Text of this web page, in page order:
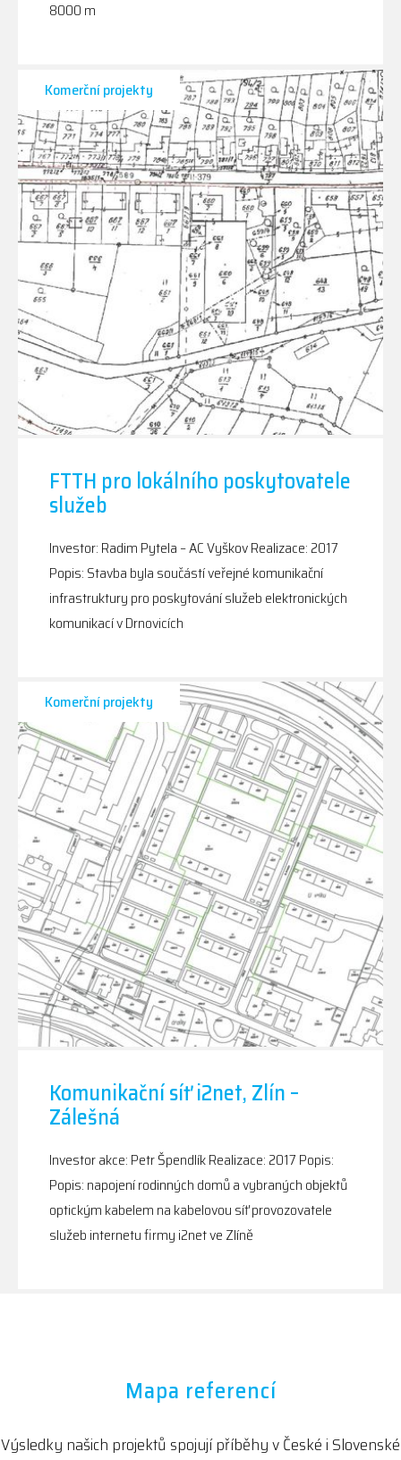
8000 m
Komerční projekty
FTTH pro lokálního poskytovatele
služeb
Investor: Radim Pytela – AC Vyškov Realizace: 2017
Popis: Stavba byla součástí veřejné komunikační
infrastruktury pro poskytování služeb elektronických
komunikací v Drnovicích
Komerční projekty
Komunikační síť i2net, Zlín –
Zálešná
Investor akce: Petr Špendlík Realizace: 2017 Popis:
Popis: napojení rodinných domů a vybraných objektů
optickým kabelem na kabelovou síť provozovatele
služeb internetu firmy i2net ve Zlíně
Mapa referencí
Výsledky našich projektů spojují příběhy v České i Slovenské